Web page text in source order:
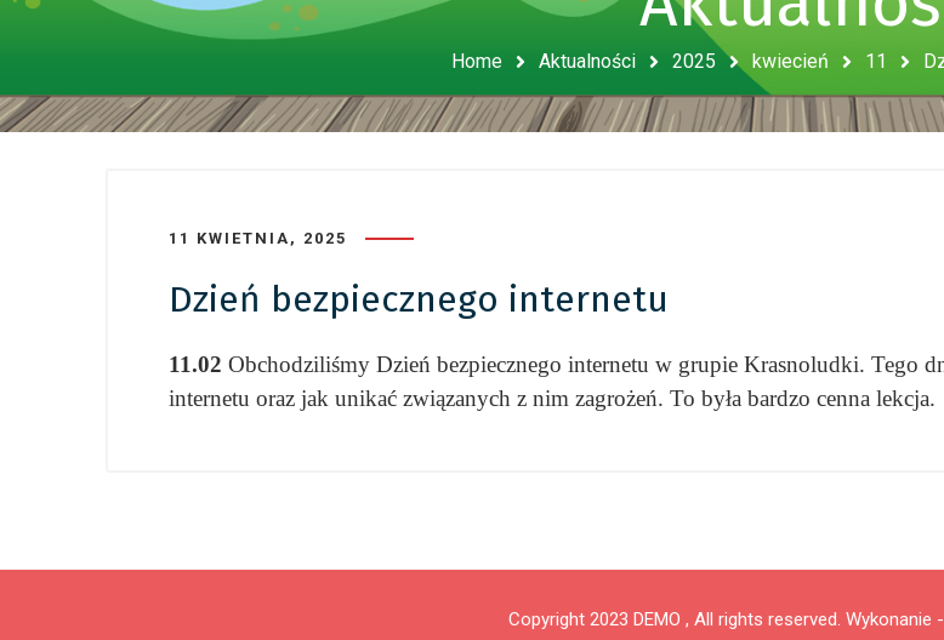
Home Aktualności 2025 kwiecień 11
11 KWIETNIA, 2025
Dzień bezpiecznego internetu
11.02 Obchodziliśmy Dzień bezpiecznego internetu w grupie Krasnoludki. Tego
internetu oraz jak unikać związanych z nim zagrożeń. To była bardzo cenna lekcja.
Copyright 2023 DEMO , All rights reserved. Wykonanie